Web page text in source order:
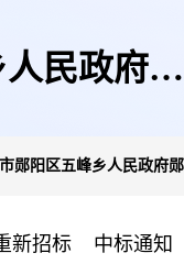
民政府郧
郧阳区五峰乡人民政府
新招标 中标通知